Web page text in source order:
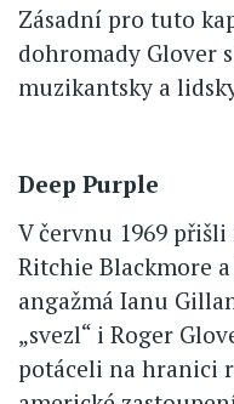
Zásadní pro tuto
dohromady Glover
muzikantsky a
Deep Purple
V červnu 1969
Ritchie Blackmore
angažmá Ianu
„svezl“ i Roger
potáceli na hranici